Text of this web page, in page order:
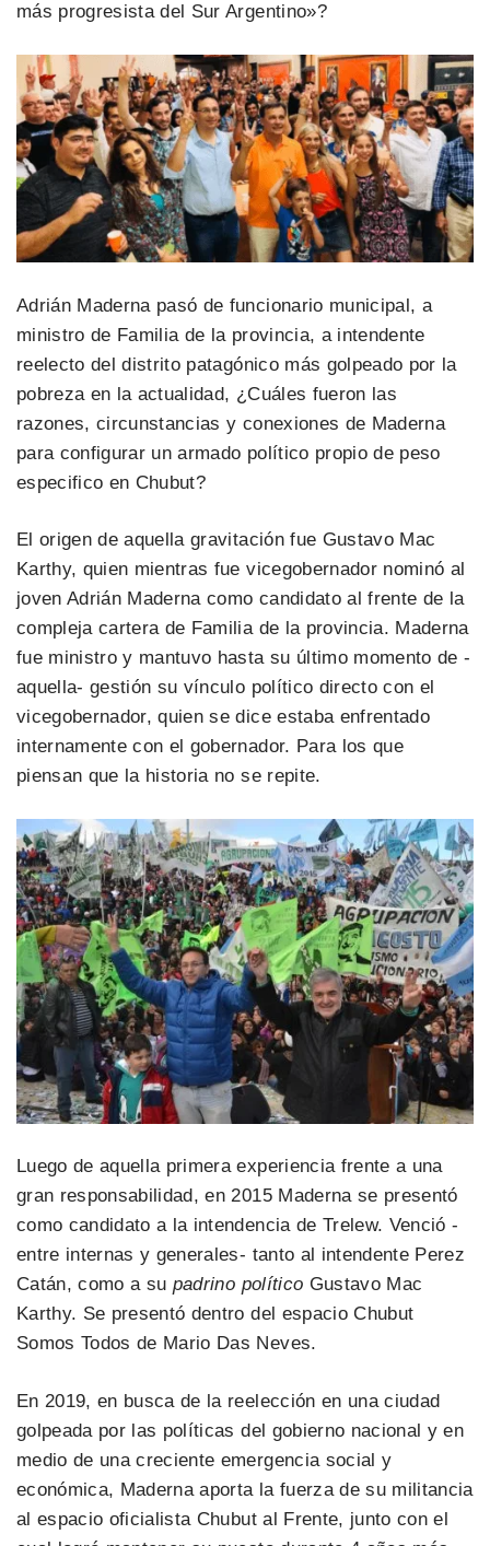
más progresista del Sur Argentino»?
Adrián Maderna pasó de funcionario municipal, a
ministro de Familia de la provincia, a intendente
reelecto del distrito patagónico más golpeado por la
pobreza en la actualidad, ¿Cuáles fueron las
razones, circunstancias y conexiones de Maderna
para configurar un armado político propio de peso
especifico en Chubut?
El origen de aquella gravitación fue Gustavo Mac
Karthy, quien mientras fue vicegobernador nominó al
joven Adrián Maderna como candidato al frente de la
compleja cartera de Familia de la provincia. Maderna
fue ministro y mantuvo hasta su último momento de -
aquella- gestión su vínculo político directo con el
vicegobernador, quien se dice estaba enfrentado
internamente con el gobernador. Para los que
piensan que la historia no se repite.
Luego de aquella primera experiencia frente a una
gran responsabilidad, en 2015 Maderna se presentó
como candidato a la intendencia de Trelew. Venció -
entre internas y generales- tanto al intendente Perez
Catán, como a su padrino político Gustavo Mac
Karthy. Se presentó dentro del espacio Chubut
Somos Todos de Mario Das Neves.
En 2019, en busca de la reelección en una ciudad
golpeada por las políticas del gobierno nacional y en
medio de una creciente emergencia social y
económica, Maderna aporta la fuerza de su militancia
al espacio oficialista Chubut al Frente, junto con el